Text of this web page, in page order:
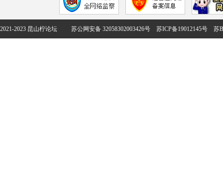
2021-2023 昆山柠论坛 苏公网安备 32058302003426号 苏ICP备19012145号 苏